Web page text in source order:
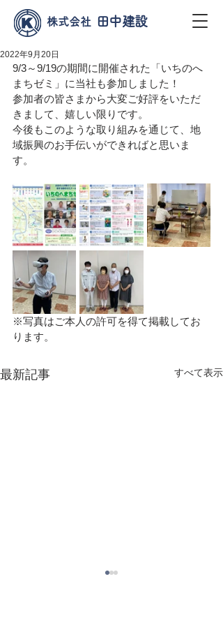
株式会社 田中建設
2022年9月20日
9/3～9/19の期間に開催された「いちのへ
まちゼミ」に当社も参加しました！
参加者の皆さまから大変ご好評をいただ
きまして、嬉しい限りです。
今後もこのような取り組みを通じて、地
域振興のお手伝いができればと思いま
す。
※写真はご本人の許可を得て掲載してお
ります。
最新記事 すべて表示